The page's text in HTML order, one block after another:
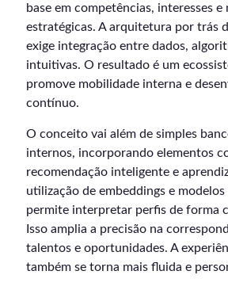
base em competências, interesses e
estratégicas. A arquitetura por trás
exige integração entre dados,
intuitivas. O resultado é um
promove mobilidade interna e
contínuo.
O conceito vai além de simples
internos, incorporando elementos
recomendação inteligente e
utilização de embeddings e modelos
permite interpretar perfis de forma
Isso amplia a precisão na
talentos e oportunidades. A
também se torna mais fluida e